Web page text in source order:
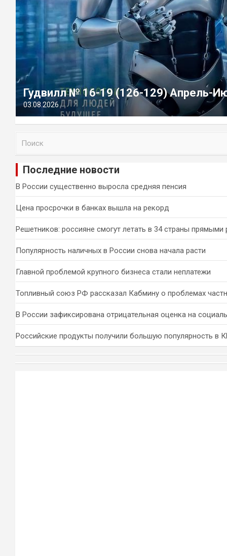
Гудвилл № 16-19 (126-129) Апрель-
03.08.2026
и
Последние новости
В России существенно выросла средняя пенсия
Цена просрочки в банках вышла на рекорд
Решетников: россияне смогут летать в 34 страны прямыми
Популярность наличных в России снова начала расти
Главной проблемой крупного бизнеса стали неплатежи
Топливный союз РФ рассказал Кабмину о проблемах
В России зафиксирована отрицательная оценка на
Российские продукты получили большую популярность в